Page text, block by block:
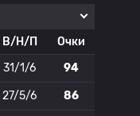
В/Н/П
Очки
31/1/6 94
27/5/6 86